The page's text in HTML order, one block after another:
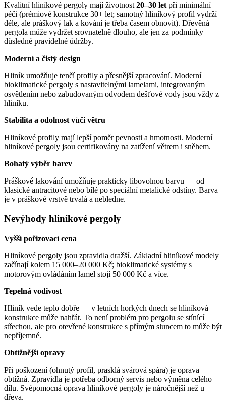
Kvalitní hliníkové pergoly mají životnost 20–30 let při minimální
péči (prémiové konstrukce 30+ let; samotný hliníkový profil vydrží
déle, ale práškový lak a kování je třeba časem obnovit). Dřevěná
pergola může vydržet srovnatelně dlouho, ale jen za podmínky
důsledné pravidelné údržby.
Moderní a čistý design
Hliník umožňuje tenčí profily a přesnější zpracování. Moderní
bioklimatické pergoly s nastavitelnými lamelami, integrovaným
osvětlením nebo zabudovaným odvodem dešťové vody jsou vždy z
hliníku.
Stabilita a odolnost vůči větru
Hliníkové profily mají lepší poměr pevnosti a hmotnosti. Moderní
hliníkové pergoly jsou certifikovány na zatížení větrem i sněhem.
Bohatý výběr barev
Práškové lakování umožňuje prakticky libovolnou barvu — od
klasické antracitové nebo bílé po speciální metalické odstíny. Barva
je v práškové vrstvě trvalá a nebledne.
Nevýhody hliníkové pergoly
Vyšší pořizovací cena
Hliníkové pergoly jsou zpravidla dražší. Základní hliníkové modely
začínají kolem 15 000–20 000 Kč; bioklimatické systémy s
motorovým ovládáním lamel stojí 50 000 Kč a více.
Tepelná vodivost
Hliník vede teplo dobře — v letních horkých dnech se hliníková
konstrukce může nahřát. To není problém pro pergolu se stínící
střechou, ale pro otevřené konstrukce s přímým sluncem to může být
nepříjemné.
Obtížnější opravy
Při poškození (ohnutý profil, prasklá svárová spára) je oprava
obtížná. Zpravidla je potřeba odborný servis nebo výměna celého
dílu. Svépomocná oprava hliníkové pergoly je náročnější než u
dřeva.